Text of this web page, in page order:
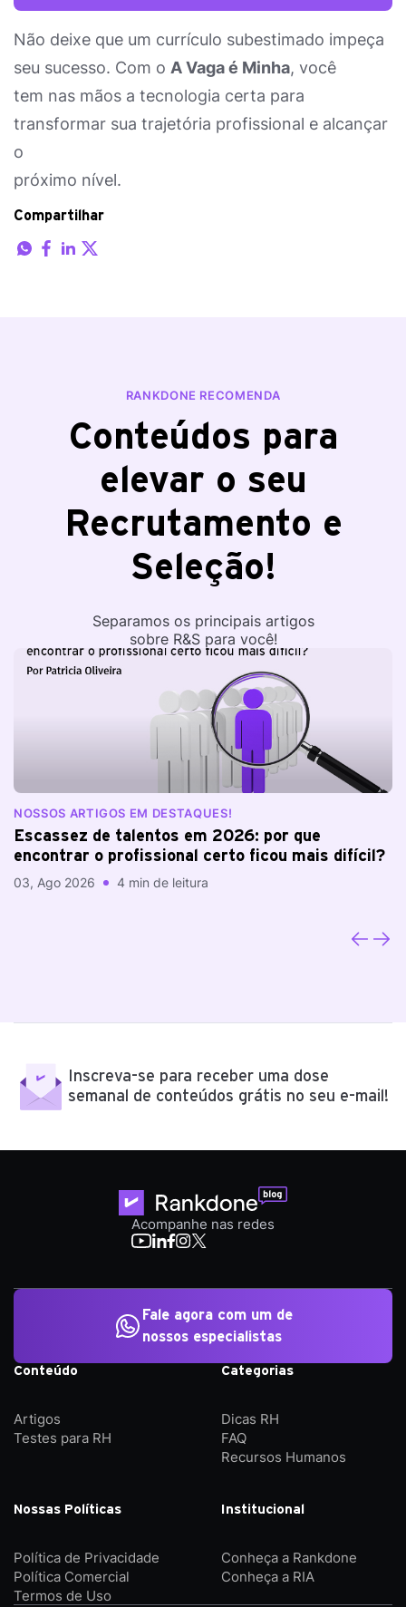
Não deixe que um currículo subestimado impeça
seu sucesso. Com o A Vaga é Minha, você
tem nas mãos a tecnologia certa para
transformar sua trajetória profissional e alcançar
o
próximo nível.
Compartilhar
RANKDONE RECOMENDA
Conteúdos para
elevar o seu
Recrutamento e
Seleção!
Separamos os principais artigos
sobre R&S para você!
NOSSOS ARTIGOS EM DESTAQUES!
Escassez de talentos em 2026: por que
encontrar o profissional certo ficou mais difícil?
03, Ago 2026 4 min de leitura
Inscreva-se para receber uma dose
semanal de conteúdos grátis no seu e-mail!
Acompanhe nas redes
Conteúdo
Artigos
Testes para RH
Categorias
Dicas RH
FAQ
Recursos Humanos
Nossas Políticas
Política de Privacidade
Política Comercial
Termos de Uso
Institucional
Conheça a Rankdone
Conheça a RIA
Fale agora com um de
nossos especialistas